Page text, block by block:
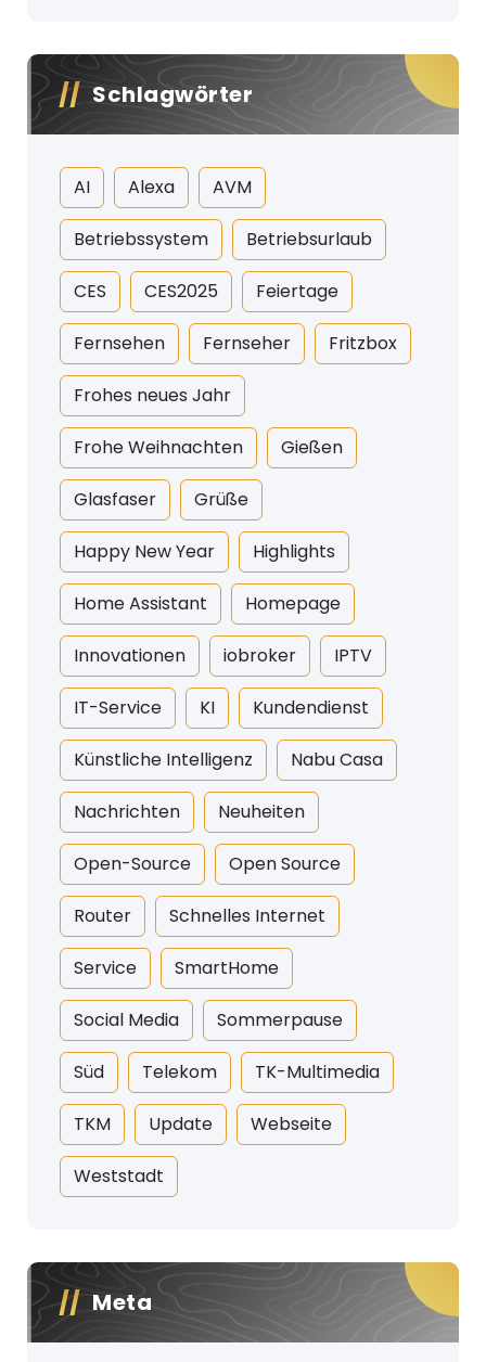
Schlagwörter
AI Alexa AVM
Betriebssystem Betriebsurlaub
CES CES2025 Feiertage
Fernsehen Fernseher Fritzbox
Frohes neues Jahr
Frohe Weihnachten Gießen
Glasfaser Grüße
Happy New Year Highlights
Home Assistant Homepage
Innovationen iobroker IPTV
IT-Service KI Kundendienst
Künstliche Intelligenz Nabu Casa
Nachrichten Neuheiten
Open-Source Open Source
Router Schnelles Internet
Service SmartHome
Social Media Sommerpause
Süd Telekom TK-Multimedia
TKM Update Webseite
Weststadt
Meta